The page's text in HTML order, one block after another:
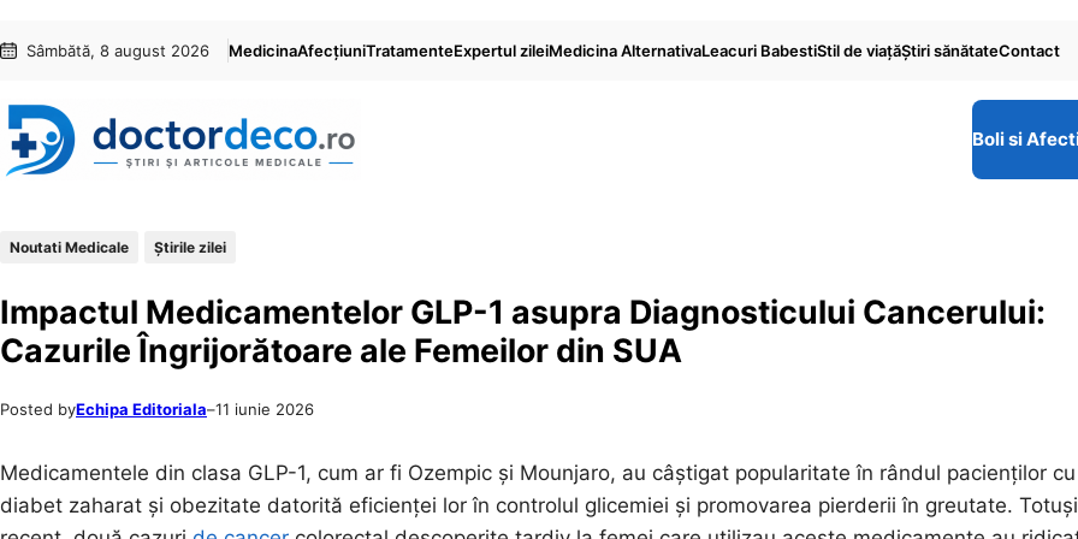
conținut
content
Sâmbătă, 8 august 2026 MedicinaAfecțiuniTratamenteExpertul zileiMedicina AlternativaLeacuri BabestiStil de viaţăŞtiri sănătateContact
Boli si
Noutati Medicale Știrile zilei
Impactul Medicamentelor GLP-1 asupra Diagnosticului Cancerului:
Cazurile Îngrijorătoare ale Femeilor din SUA
Posted byEchipa Editoriala–11 iunie 2026
Medicamentele din clasa GLP-1, cum ar fi Ozempic și Mounjaro, au câștigat popularitate în rândul pacienților cu
diabet zaharat și obezitate datorită eficienței lor în controlul glicemiei și promovarea pierderii în greutate.